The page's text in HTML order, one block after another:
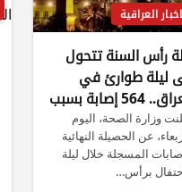
العراقية
رأس السنة تتحول
ليلة طوارئ في
العراق.. 564 إصابة بسبب
نارية وطلقات نارية
سير
وزارة الصحة، اليوم
عن الحصيلة النهائية
المسجلة خلال ليلة
برأس…